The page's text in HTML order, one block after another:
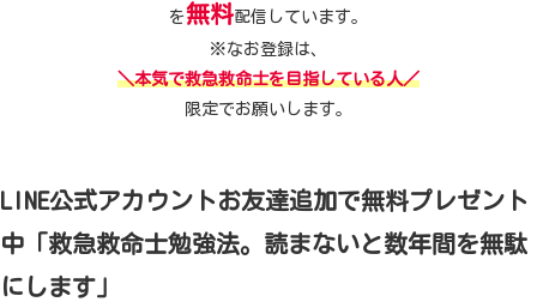
を無料配信しています。
※なお登録は、
＼本気で救急救命士を目指している人／
限定でお願いします。
LINE公式アカウントお友達追加で無料プレゼント
中「救急救命士勉強法。読まないと数年間を無駄
にします」